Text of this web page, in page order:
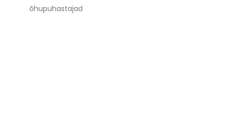
õhupuhastajad